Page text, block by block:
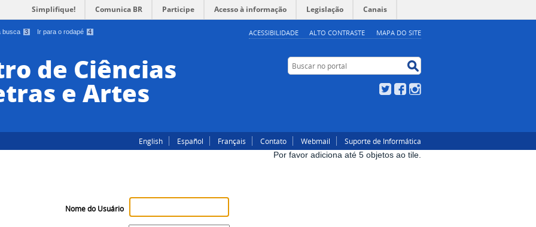
busca 3 Ir para o rodapé 4 ACESSIBILIDADE ALTO CONTRASTE MAPA DO SITE
Simplifique! Comunica BR Participe Acesso à informação Legislação Canais
de Ciências
e Artes
Buscar no portal
TwitterFacebook
English Español Français Contato Webmail
Suporte de Informática
Por favor adiciona até 5 objetos ao tile.
Nome do Usuário